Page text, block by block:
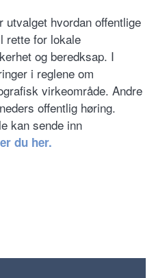
utvalget hvordan offentlige
rette for lokale
og beredksap. I
i reglene om
virkeområde. Andre
offentlig høring.
kan sende inn
du her.